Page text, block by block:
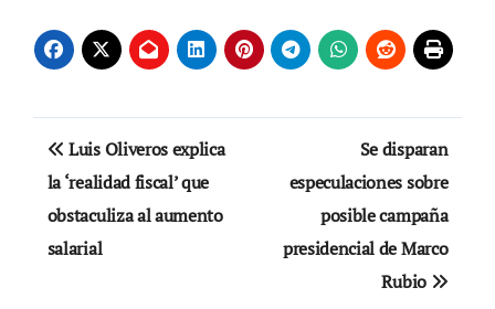
Navegación
de
entradas
Luis Oliveros explica
la ‘realidad fiscal’ que
obstaculiza al aumento
salarial
Se disparan
especulaciones sobre
posible campaña
presidencial de Marco
Rubio